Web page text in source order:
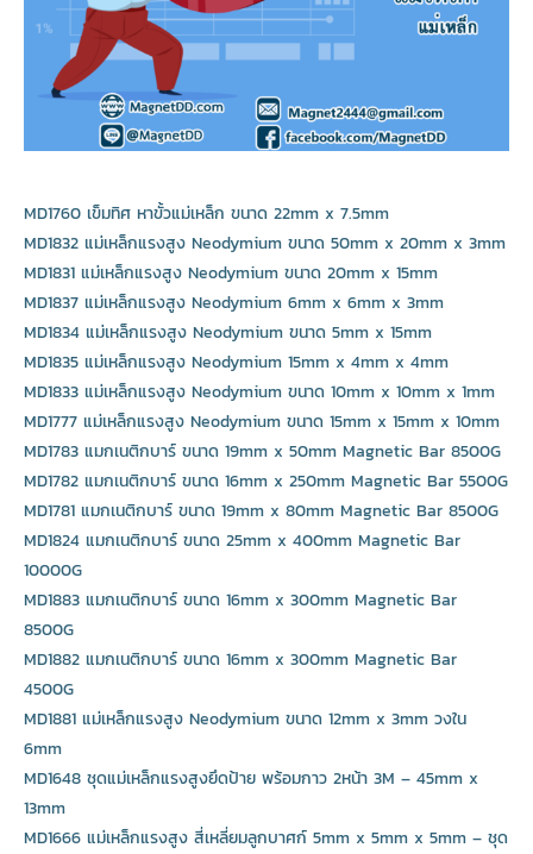
MD1760 เข็มทิศ หาขั้วแม่เหล็ก ขนาด 22mm x 7.5mm
MD1832 แม่เหล็กแรงสูง Neodymium ขนาด 50mm x 20mm x 3mm
MD1831 แม่เหล็กแรงสูง Neodymium ขนาด 20mm x 15mm
MD1837 แม่เหล็กแรงสูง Neodymium 6mm x 6mm x 3mm
MD1834 แม่เหล็กแรงสูง Neodymium ขนาด 5mm x 15mm
MD1835 แม่เหล็กแรงสูง Neodymium 15mm x 4mm x 4mm
MD1833 แม่เหล็กแรงสูง Neodymium ขนาด 10mm x 10mm x 1mm
MD1777 แม่เหล็กแรงสูง Neodymium ขนาด 15mm x 15mm x 10mm
MD1783 แมกเนติกบาร์ ขนาด 19mm x 50mm Magnetic Bar 8500G
MD1782 แมกเนติกบาร์ ขนาด 16mm x 250mm Magnetic Bar 5500G
MD1781 แมกเนติกบาร์ ขนาด 19mm x 80mm Magnetic Bar 8500G
MD1824 แมกเนติกบาร์ ขนาด 25mm x 400mm Magnetic Bar
10000G
MD1883 แมกเนติกบาร์ ขนาด 16mm x 300mm Magnetic Bar
8500G
MD1882 แมกเนติกบาร์ ขนาด 16mm x 300mm Magnetic Bar
4500G
MD1881 แม่เหล็กแรงสูง Neodymium ขนาด 12mm x 3mm วงใน
6mm
MD1648 ชุดแม่เหล็กแรงสูงยึดป้าย พร้อมกาว 2หน้า 3M – 45mm x
13mm
MD1666 แม่เหล็กแรงสูง สี่เหลี่ยมลูกบาศก์ 5mm x 5mm x 5mm – ชุด